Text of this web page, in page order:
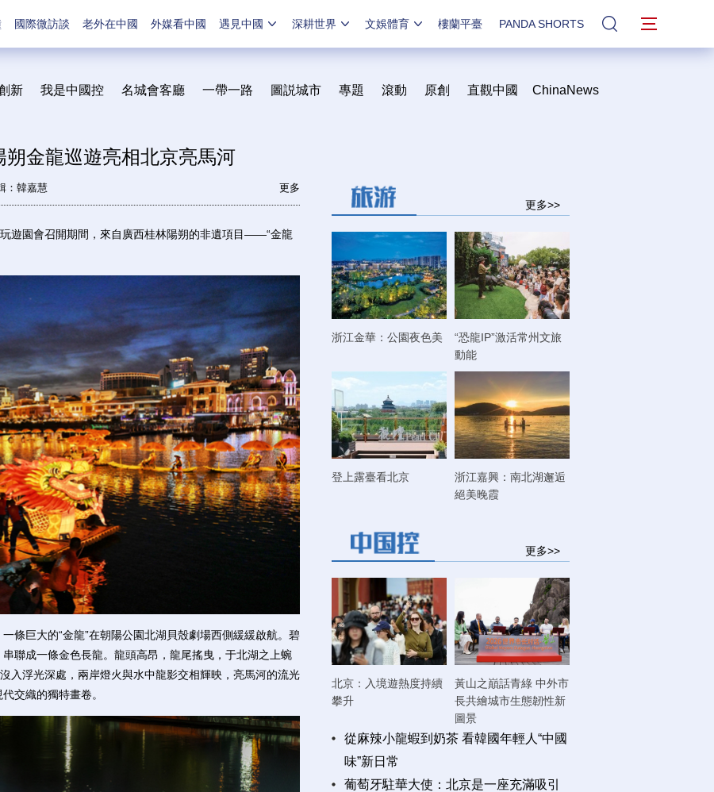
國際微訪談 老外在中國 外媒看中國 遇見中國 深耕世界 文娛體育 樓蘭平臺 PANDA SHORTS 站內搜索
新 我是中國控 名城會客廳 一帶一路 圖説城市 專題 滾動 原創 直觀中國 ChinaNews
金龍巡遊亮相北京亮馬河
：韓嘉慧 更多
園會召開期間，來自廣西桂林陽朔的非遺項目——“金龍
巨大的“金龍”在朝陽公園北湖貝殼劇場西側緩緩啟航。碧
聯成一條金色長龍。龍頭高昂，龍尾搖曳，于北湖之上蜿
入浮光深處，兩岸燈火與水中龍影交相輝映，亮馬河的流光
交織的獨特畫卷。
更多>>
浙江金華：公園夜色美
“恐龍IP”激活常州文旅
動能
登上露臺看北京
浙江嘉興：南北湖邂逅
絕美晚霞
更多>>
北京：入境遊熱度持續
攀升
黃山之巔話青綠 中外市
長共繪城市生態韌性新
圖景
從麻辣小龍蝦到奶茶 看韓國年輕人“中國
味”新日常
葡萄牙駐華大使：北京是一座充滿吸引